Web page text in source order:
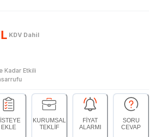
KDV Dahil
Kadar Etkili
EKLE
KURUMSAL
TEKLİF
FİYAT
ALARMI
SORU
CEVAP